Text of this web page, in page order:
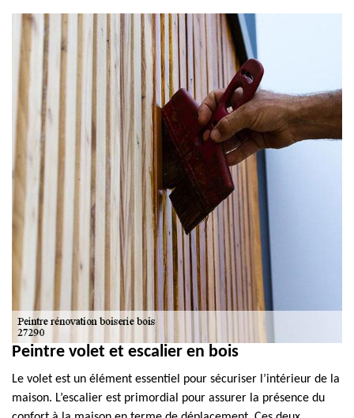
Peintre volet et escalier en bois
Le volet est un élément essentiel pour sécuriser l’intérieur de la
maison. L’escalier est primordial pour assurer la présence du